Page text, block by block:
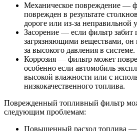
Механическое повреждение —
поврежден в результате
дороге или из-за неправильной
Засорение — если фильтр забит
загрязняющими веществами, он
за высокого давления в системе.
Коррозия — фильтр может
особенно если автомобиль
высокой влажности или с
низкокачественного топлива.
Поврежденный топливный фильтр
следующим проблемам:
Повышенный расход топлива